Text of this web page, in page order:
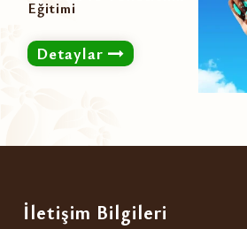
Eğitimi
Detaylar
İletişim Bilgileri